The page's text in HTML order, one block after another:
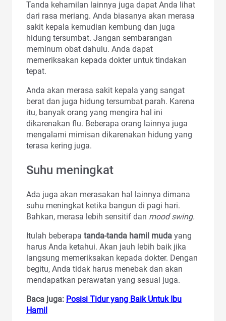
Tanda kehamilan lainnya juga dapat Anda lihat
dari rasa meriang. Anda biasanya akan merasa
sakit kepala kemudian kembung dan juga
hidung tersumbat. Jangan sembarangan
meminum obat dahulu. Anda dapat
memeriksakan kepada dokter untuk tindakan
tepat.
Anda akan merasa sakit kepala yang sangat
berat dan juga hidung tersumbat parah. Karena
itu, banyak orang yang mengira hal ini
dikarenakan flu. Beberapa orang lainnya juga
mengalami mimisan dikarenakan hidung yang
terasa kering juga.
Suhu meningkat
Ada juga akan merasakan hal lainnya dimana
suhu meningkat ketika bangun di pagi hari.
Bahkan, merasa lebih sensitif dan mood swing.
Itulah beberapa tanda-tanda hamil muda yang
harus Anda ketahui. Akan jauh lebih baik jika
langsung memeriksakan kepada dokter. Dengan
begitu, Anda tidak harus menebak dan akan
mendapatkan perawatan yang sesuai juga.
Baca juga: Posisi Tidur yang Baik Untuk Ibu
Hamil